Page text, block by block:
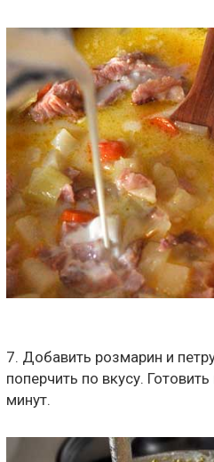
7. Добавить розмарин и
поперчить по вкусу.
минут.